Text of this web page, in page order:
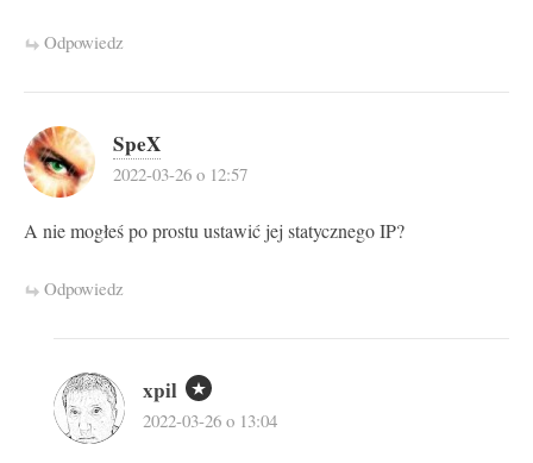
Odpowiedz
SpeX
2022-03-26 o 12:57
A nie mogłeś po prostu ustawić jej statycznego IP?
Odpowiedz
xpil
2022-03-26 o 13:04